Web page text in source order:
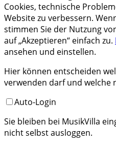
Cookies, technische
Website zu verbessern.
stimmen Sie der Nutzung
auf „Akzeptieren“ einfach zu.
ansehen und einstellen.
Hier können entscheiden
verwenden darf und welche
Auto-Login
Sie bleiben bei MusikVilla
nicht selbst ausloggen.